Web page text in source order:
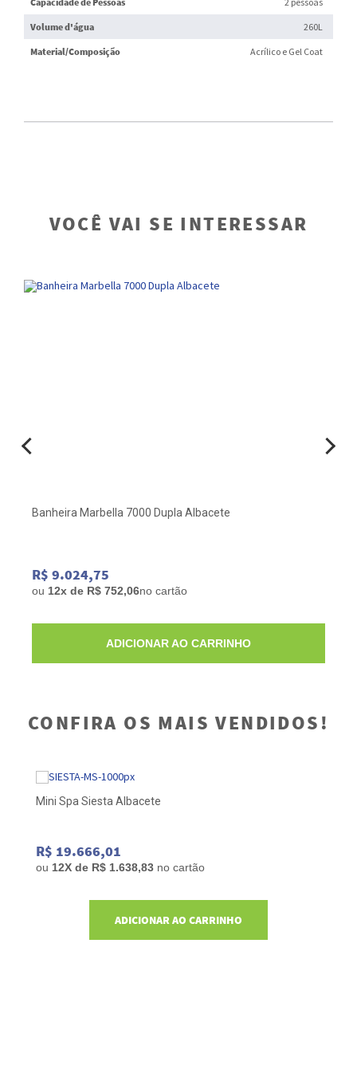
Volume d'água 260L
Material/Composição Acrílico e Gel Coat
VOCÊ VAI SE INTERESSAR
Banheira Marbella 7000 Dupla Albacete
R$ 9.024,75
ou 12x de R$ 752,06no cartão
ADICIONAR AO CARRINHO
CONFIRA OS MAIS VENDIDOS!
Mini Spa Siesta Albacete
R$ 19.666,01
ou 12X de R$ 1.638,83 no cartão
ADICIONAR AO CARRINHO